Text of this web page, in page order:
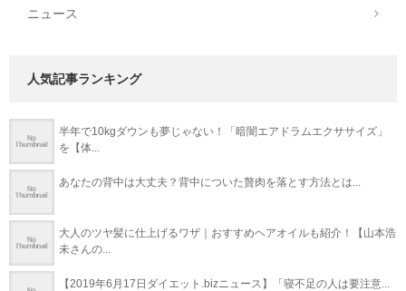
ニュース
人気記事ランキング
半年で10kgダウンも夢じゃない！「暗闇エアドラムエクササイズ」
を【体...
あなたの背中は大丈夫？背中についた贅肉を落とす方法とは...
大人のツヤ髪に仕上げるワザ｜おすすめヘアオイルも紹介！【山本浩
未さんの...
【2019年6月17日ダイエット.bizニュース】「寝不足の人は要注意...